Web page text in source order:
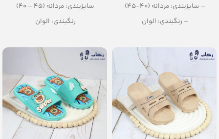
– سایزبندی: مردانه (40-45)
– رنگبندی: الوان
– جنس: Air Blowing
سایزبندی: مردانه (45 – 40)
رنگبندی: الوان